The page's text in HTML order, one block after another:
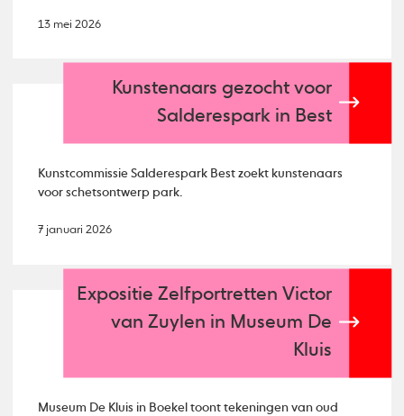
13 mei 2026
Kunstenaars gezocht voor
Salderespark in Best
Kunstcommissie Salderespark Best zoekt kunstenaars
voor schetsontwerp park.
7 januari 2026
Expositie Zelfportretten Victor
van Zuylen in Museum De
Kluis
Museum De Kluis in Boekel toont tekeningen van oud